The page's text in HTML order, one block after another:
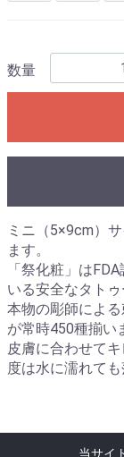
数量
ミニ（5×9cm）
ます。
「祭化粧」は
いる安全なタトゥ
本物の彫師によ
が常時450種揃い
皮膚に合わせて
度は水に濡れて
当サイ